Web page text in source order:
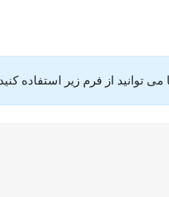
توانید از فرم زیر استفاده کنید